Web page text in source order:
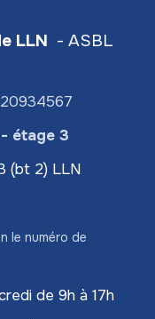
LLN - ASBL
étage 3
(bt 2) LLN
le numéro de
de 9h à 17h